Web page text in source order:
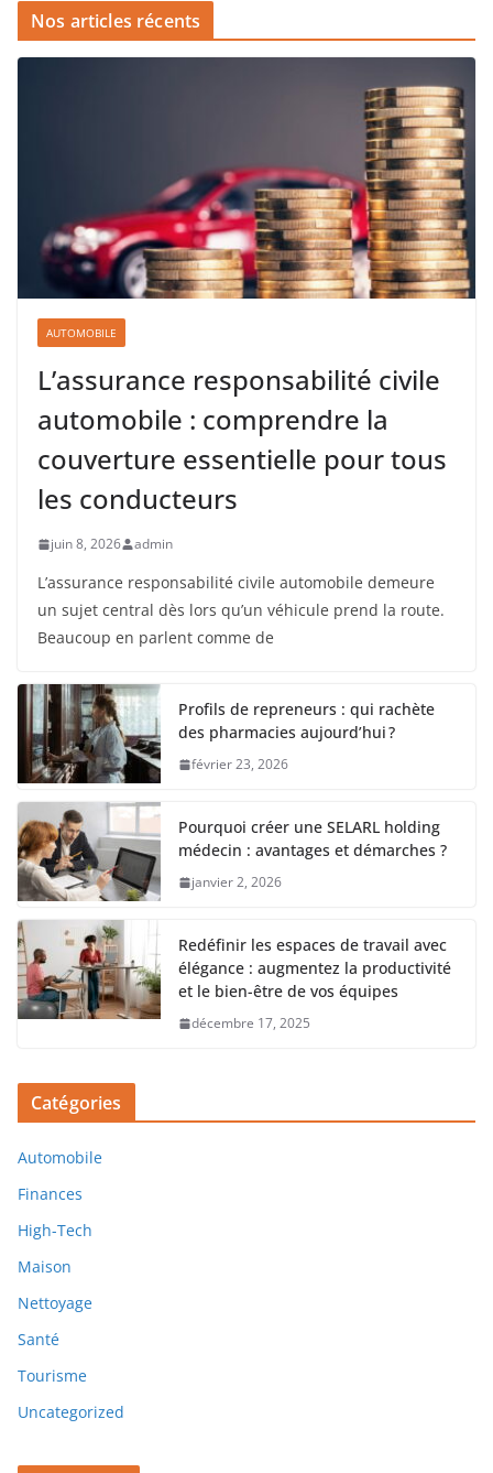
Nos articles récents
AUTOMOBILE
L’assurance responsabilité civile
automobile : comprendre la
couverture essentielle pour tous
les conducteurs
juin 8, 2026 admin
L’assurance responsabilité civile automobile demeure
un sujet central dès lors qu’un véhicule prend la route.
Beaucoup en parlent comme de
Profils de repreneurs : qui rachète
des pharmacies aujourd’hui ?
février 23, 2026
Pourquoi créer une SELARL holding
médecin : avantages et démarches ?
janvier 2, 2026
Redéfinir les espaces de travail avec
élégance : augmentez la productivité
et le bien-être de vos équipes
décembre 17, 2025
Catégories
Automobile
Finances
High-Tech
Maison
Nettoyage
Santé
Tourisme
Uncategorized